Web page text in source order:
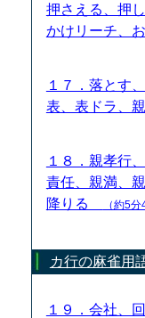
押さえる、押
かけリーチ、
１７．落とす
表、表ドラ、
１８．親孝行
責任、親満、
降りる
（約5分
カ行の麻雀用
１９．会社、